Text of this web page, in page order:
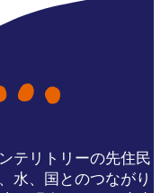
テリトリーの先住民
水、国とのつながり